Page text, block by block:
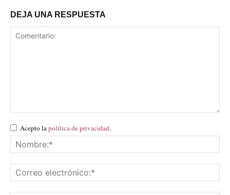
DEJA UNA RESPUESTA
Acepto lapolítica de privacidad.